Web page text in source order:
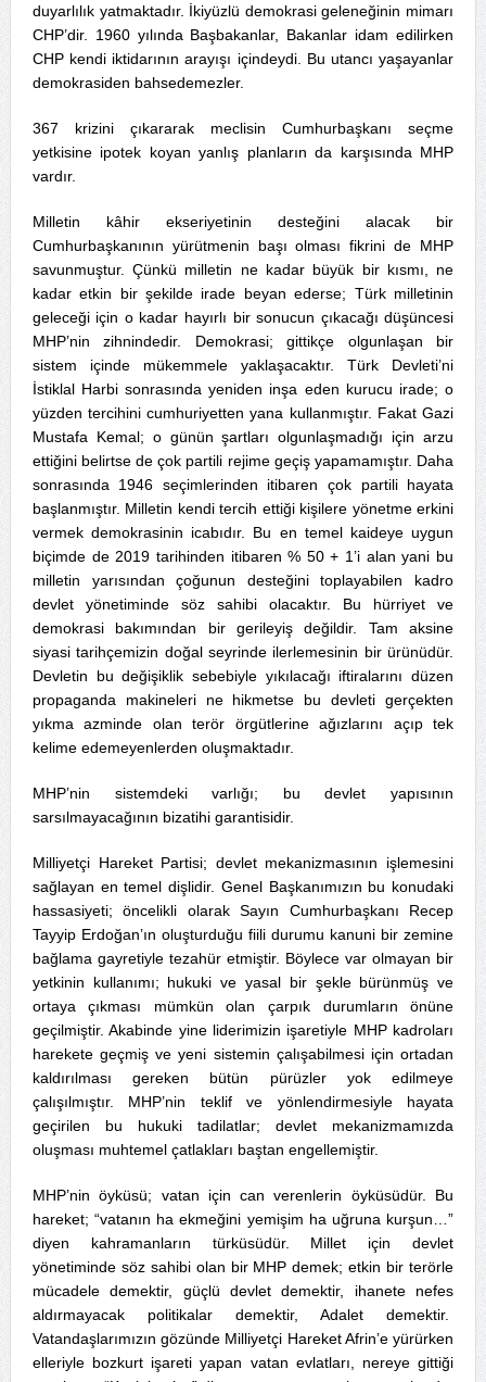
duyarlılık yatmaktadır. İkiyüzlü demokrasi geleneğinin mimarı
CHP’dir. 1960 yılında Başbakanlar, Bakanlar idam edilirken
CHP kendi iktidarının arayışı içindeydi. Bu utancı yaşayanlar
demokrasiden bahsedemezler.
367 krizini çıkararak meclisin Cumhurbaşkanı seçme
yetkisine ipotek koyan yanlış planların da karşısında MHP
vardır.
Milletin kâhir ekseriyetinin desteğini alacak bir
Cumhurbaşkanının yürütmenin başı olması fikrini de MHP
savunmuştur. Çünkü milletin ne kadar büyük bir kısmı, ne
kadar etkin bir şekilde irade beyan ederse; Türk milletinin
geleceği için o kadar hayırlı bir sonucun çıkacağı düşüncesi
MHP’nin zihnindedir. Demokrasi; gittikçe olgunlaşan bir
sistem içinde mükemmele yaklaşacaktır. Türk Devleti’ni
İstiklal Harbi sonrasında yeniden inşa eden kurucu irade; o
yüzden tercihini cumhuriyetten yana kullanmıştır. Fakat Gazi
Mustafa Kemal; o günün şartları olgunlaşmadığı için arzu
ettiğini belirtse de çok partili rejime geçiş yapamamıştır. Daha
sonrasında 1946 seçimlerinden itibaren çok partili hayata
başlanmıştır. Milletin kendi tercih ettiği kişilere yönetme erkini
vermek demokrasinin icabıdır. Bu en temel kaideye uygun
biçimde de 2019 tarihinden itibaren % 50 + 1’i alan yani bu
milletin yarısından çoğunun desteğini toplayabilen kadro
devlet yönetiminde söz sahibi olacaktır. Bu hürriyet ve
demokrasi bakımından bir gerileyiş değildir. Tam aksine
siyasi tarihçemizin doğal seyrinde ilerlemesinin bir ürünüdür.
Devletin bu değişiklik sebebiyle yıkılacağı iftiralarını düzen
propaganda makineleri ne hikmetse bu devleti gerçekten
yıkma azminde olan terör örgütlerine ağızlarını açıp tek
kelime edemeyenlerden oluşmaktadır.
MHP’nin sistemdeki varlığı; bu devlet yapısının
sarsılmayacağının bizatihi garantisidir.
Milliyetçi Hareket Partisi; devlet mekanizmasının işlemesini
sağlayan en temel dişlidir. Genel Başkanımızın bu konudaki
hassasiyeti; öncelikli olarak Sayın Cumhurbaşkanı Recep
Tayyip Erdoğan’ın oluşturduğu fiili durumu kanuni bir zemine
bağlama gayretiyle tezahür etmiştir. Böylece var olmayan bir
yetkinin kullanımı; hukuki ve yasal bir şekle bürünmüş ve
ortaya çıkması mümkün olan çarpık durumların önüne
geçilmiştir. Akabinde yine liderimizin işaretiyle MHP kadroları
harekete geçmiş ve yeni sistemin çalışabilmesi için ortadan
kaldırılması gereken bütün pürüzler yok edilmeye
çalışılmıştır. MHP’nin teklif ve yönlendirmesiyle hayata
geçirilen bu hukuki tadilatlar; devlet mekanizmamızda
oluşması muhtemel çatlakları baştan engellemiştir.
MHP’nin öyküsü; vatan için can verenlerin öyküsüdür. Bu
hareket; “vatanın ha ekmeğini yemişim ha uğruna kurşun…”
diyen kahramanların türküsüdür. Millet için devlet
yönetiminde söz sahibi olan bir MHP demek; etkin bir terörle
mücadele demektir, güçlü devlet demektir, ihanete nefes
aldırmayacak politikalar demektir, Adalet demektir.
Vatandaşlarımızın gözünde Milliyetçi Hareket Afrin’e yürürken
elleriyle bozkurt işareti yapan vatan evlatları, nereye gittiği